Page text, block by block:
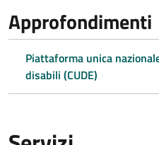
Approfondimenti
Piattaforma unica
disabili (CUDE)